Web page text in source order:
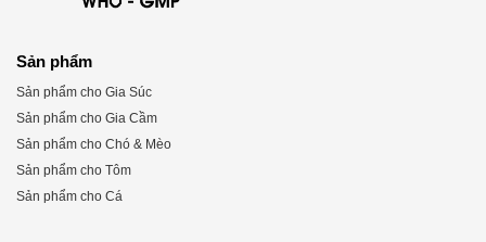
Sản phẩm
Sản phẩm cho Gia Súc
Sản phẩm cho Gia Cầm
Sản phẩm cho Chó & Mèo
Sản phẩm cho Tôm
Sản phẩm cho Cá